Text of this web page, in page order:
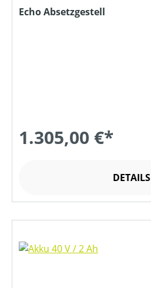
Echo Absetzgestell
1.305,00 €*
DETAILS